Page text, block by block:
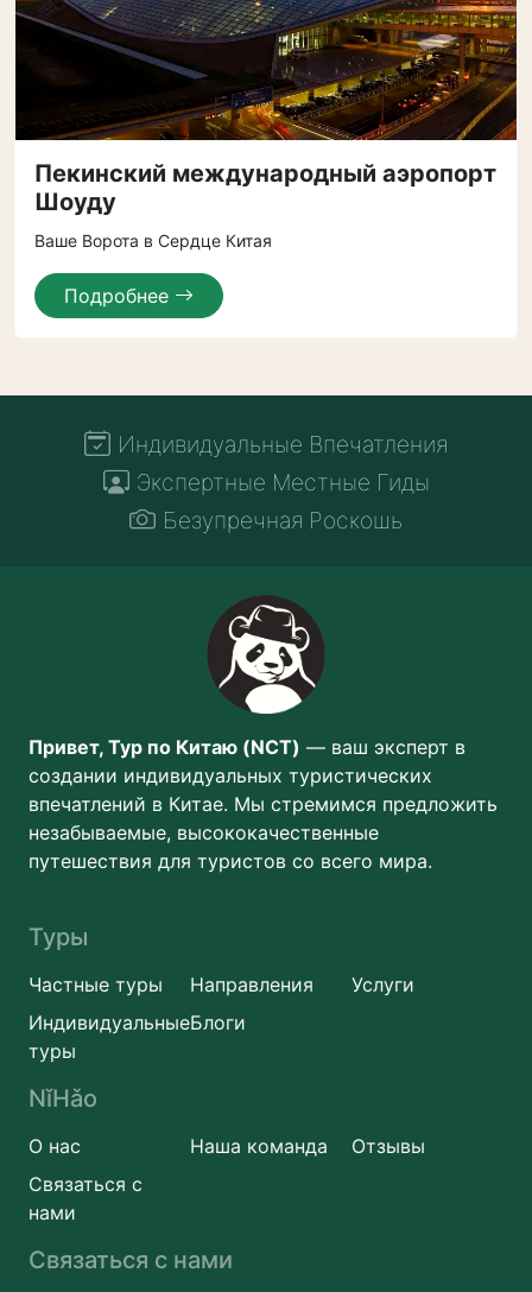
Пекинский международный аэропорт
Шоуду
Ваше Ворота в Сердце Китая
Подробнее
Индивидуальные Впечатления
Экспертные Местные Гиды
Безупречная Роскошь
Привет, Тур по Китаю (NCT) — ваш эксперт в
создании индивидуальных туристических
впечатлений в Китае. Мы стремимся предложить
незабываемые, высококачественные
путешествия для туристов со всего мира.
Туры
Частные туры Направления
Услуги
Индивидуальные
туры
Блоги
NǐHǎo
О нас Наша команда
Отзывы
Связаться с
нами
Связаться с нами